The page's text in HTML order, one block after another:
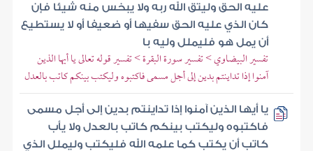
عليه الحق وليتق الله ربه ولا يبخس منه شيئا فإن
كان الذي عليه الحق سفيها أو ضعيفا أو لا يستطيع
أن يمل هو فليملل وليه با
تفسير البيضاوي > تفسير سورة البقرة > تفسير قوله تعالى يا أيها الذين
آمنوا إذا تداينتم بدين إلى أجل مسمى فاكتبوه وليكتب بينكم كاتب بالعدل
يا أيها الذين آمنوا إذا تداينتم بدين إلى أجل مسمى
فاكتبوه وليكتب بينكم كاتب بالعدل ولا يأب
كاتب أن يكتب كما علمه الله فليكتب وليملل الذي